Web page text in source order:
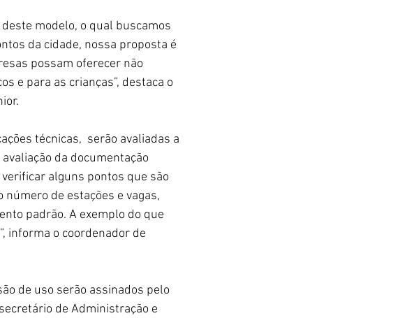
modelo, o qual buscamos
da cidade, nossa proposta é
possam oferecer não
e para as crianças”, destaca o
técnicas,  serão avaliadas a
da documentação
alguns pontos que são
de estações e vagas,
padrão. A exemplo do que
informa o coordenador de
de uso serão assinados pelo
de Administração e